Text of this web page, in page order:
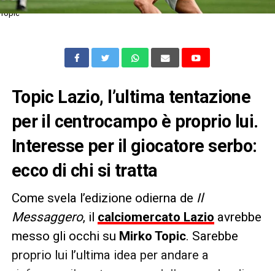
Topic
Topic Lazio, l’ultima tentazione
per il centrocampo è proprio lui.
Interesse per il giocatore serbo:
ecco di chi si tratta
Come svela l’edizione odierna de Il
Messaggero, il calciomercato Lazio avrebbe
messo gli occhi su Mirko Topic. Sarebbe
proprio lui l’ultima idea per andare a